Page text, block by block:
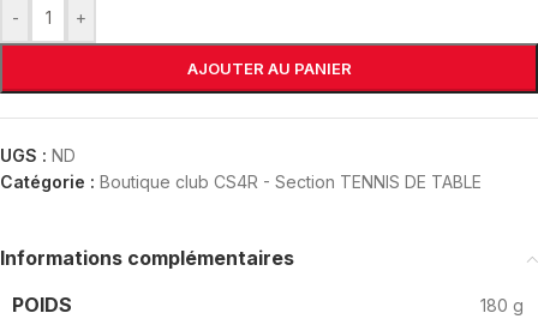
- +
AJOUTER AU PANIER
UGS : ND
Catégorie : Boutique club CS4R - Section TENNIS DE TABLE
Informations complémentaires
POIDS
180 g